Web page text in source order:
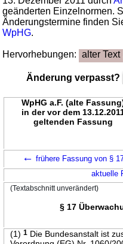
geänderten Einzelnormen.
Änderungstermine finden
WpHG.
Hervorhebungen: alter Text
Änderung verpasst?
WpHG a.F. (alte
in der vor dem
geltenden Fassung
← frühere Fassung von §
aktuelle
(Textabschnitt unverändert)
§ 17
(1)1 Die Bundesanstalt ist